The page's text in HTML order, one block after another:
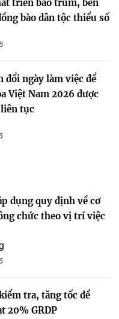
triển bao trùm, bền
bào dân tộc thiểu số
đổi ngày làm việc để
Việt Nam 2026 được
tục
dụng quy định về cơ
chức theo vị trí việc
tra, tăng tốc để
20% GRDP